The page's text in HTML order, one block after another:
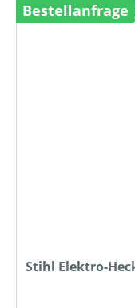
Bestellanfrage
Stihl Elektro-